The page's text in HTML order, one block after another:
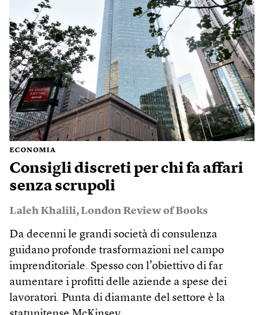
ECONOMIA
Consigli discreti per chi fa affari
senza scrupoli
Laleh Khalili,London Review of Books
Da decenni le grandi società di consulenza
guidano profonde trasformazioni nel campo
imprenditoriale. Spesso con l’obiettivo di far
aumentare i profitti delle aziende a spese dei
lavoratori. Punta di diamante del settore è la